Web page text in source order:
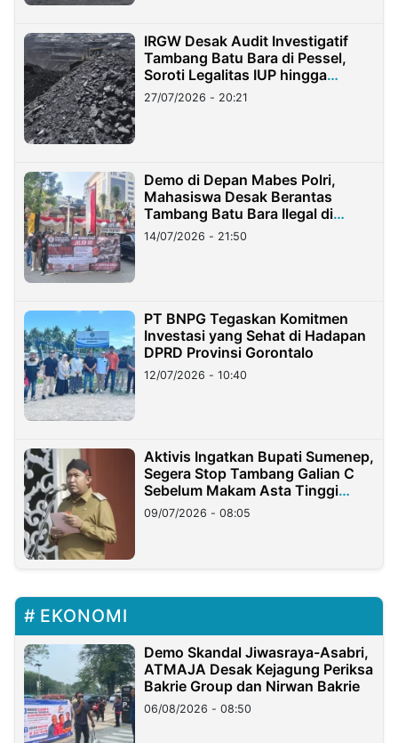
IRGW Desak Audit Investigatif
Tambang Batu Bara di Pessel,
Soroti Legalitas IUP hingga
Stockpile
27/07/2026 - 20:21
Demo di Depan Mabes Polri,
Mahasiswa Desak Berantas
Tambang Batu Bara Ilegal di
Lampung
14/07/2026 - 21:50
PT BNPG Tegaskan Komitmen
Investasi yang Sehat di Hadapan
DPRD Provinsi Gorontalo
12/07/2026 - 10:40
Aktivis Ingatkan Bupati Sumenep,
Segera Stop Tambang Galian C
Sebelum Makam Asta Tinggi
Longsor
09/07/2026 - 08:05
EKONOMI
Demo Skandal Jiwasraya-Asabri,
ATMAJA Desak Kejagung Periksa
Bakrie Group dan Nirwan Bakrie
06/08/2026 - 08:50